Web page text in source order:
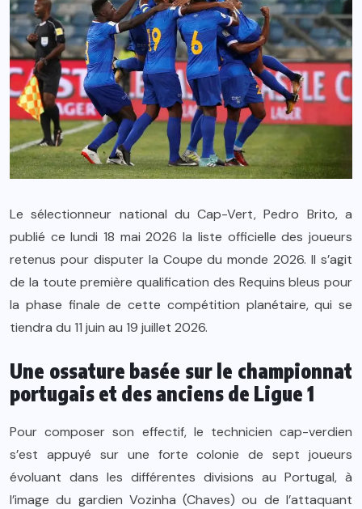
Le sélectionneur national du Cap-Vert, Pedro Brito, a
publié ce lundi 18 mai 2026 la liste officielle des joueurs
retenus pour disputer la Coupe du monde 2026. Il s’agit
de la toute première qualification des Requins bleus pour
la phase finale de cette compétition planétaire, qui se
tiendra du 11 juin au 19 juillet 2026.
Une ossature basée sur le championnat
portugais et des anciens de Ligue 1
Pour composer son effectif, le technicien cap-verdien
s’est appuyé sur une forte colonie de sept joueurs
évoluant dans les différentes divisions au Portugal, à
l’image du gardien Vozinha (Chaves) ou de l’attaquant